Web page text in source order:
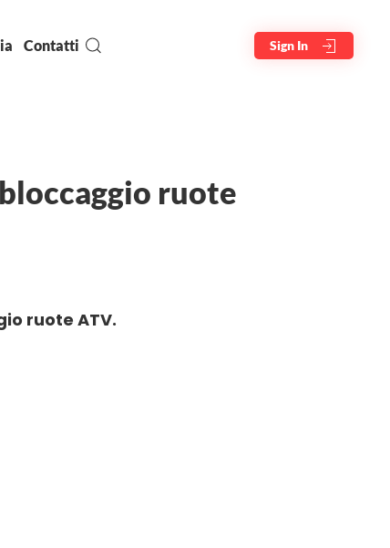
Contatti Sign In
ruote
ruote ATV.